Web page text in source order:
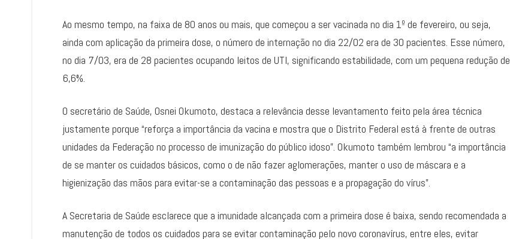
Ao mesmo tempo, na faixa de 80 anos ou mais, que começou a ser vacinada no dia 1º de fevereiro, ou seja,
ainda com aplicação da primeira dose, o número de internação no dia 22/02 era de 30 pacientes. Esse número,
no dia 7/03, era de 28 pacientes ocupando leitos de UTI, significando estabilidade, com um pequena redução de
6,6%.
O secretário de Saúde, Osnei Okumoto, destaca a relevância desse levantamento feito pela área técnica
justamente porque “reforça a importância da vacina e mostra que o Distrito Federal está à frente de outras
unidades da Federação no processo de imunização do público idoso”. Okumoto também lembrou “a importância
de se manter os cuidados básicos, como o de não fazer aglomerações, manter o uso de máscara e a
higienização das mãos para evitar-se a contaminação das pessoas e a propagação do vírus”.
A Secretaria de Saúde esclarece que a imunidade alcançada com a primeira dose é baixa, sendo recomendada a
manutenção de todos os cuidados para se evitar contaminação pelo novo coronavírus, entre eles, evitar